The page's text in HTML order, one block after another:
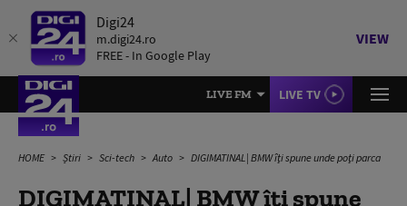
Digi24
m.digi24.ro
FREE - In Google Play
VIEW
LIVE FM LIVE TV
HOME Știri Sci-tech Auto DIGIMATINAL| BMW îţi spune unde poţi parca
DIGIMATINAL| BMW îţi spune